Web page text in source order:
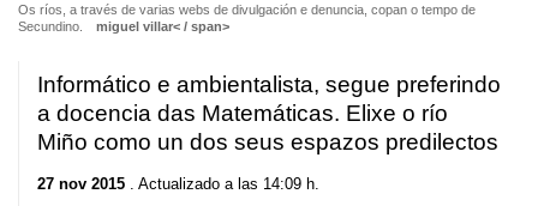
Os ríos, a través de varias webs de divulgación e denuncia, copan o tempo de
Secundino.
miguel villar< / span>
Informático e ambientalista, segue preferindo
a docencia das Matemáticas. Elixe o río
Miño como un dos seus espazos predilectos
27 nov 2015 . Actualizado a las 14:09 h.